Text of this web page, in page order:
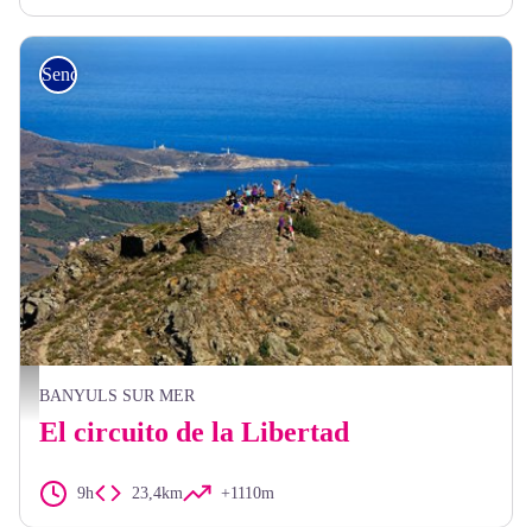
Vue de la Tour de Querroig - Frédéric Hédelin
Senderismo
BANYULS SUR MER
El circuito de la Libertad
9h 23,4km +1110m